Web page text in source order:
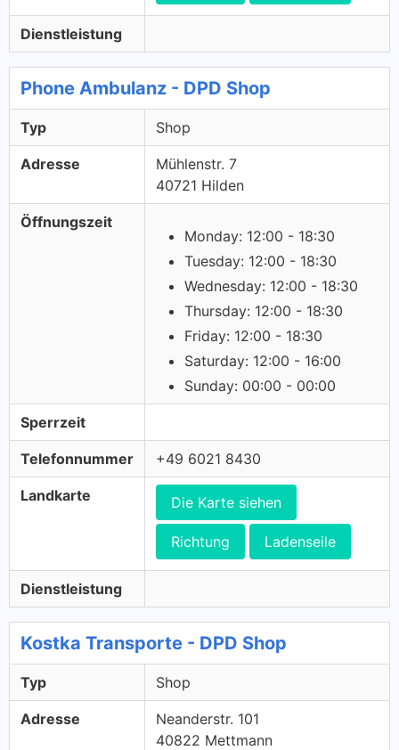
Dienstleistung
Phone Ambulanz - DPD Shop
Typ Shop
Adresse
Mühlenstr. 7
40721 Hilden
Öffnungszeit
Monday: 12:00 - 18:30
Tuesday: 12:00 - 18:30
Wednesday: 12:00 - 18:30
Thursday: 12:00 - 18:30
Friday: 12:00 - 18:30
Saturday: 12:00 - 16:00
Sunday: 00:00 - 00:00
Sperrzeit
Telefonnummer +49 6021 8430
Landkarte Die Karte siehen
Richtung Ladenseile
Dienstleistung
Kostka Transporte - DPD Shop
Typ Shop
Adresse
Neanderstr. 101
40822 Mettmann